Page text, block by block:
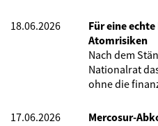
18.06.2026
Für eine
Atomrisiken
Nach dem
Nationalrat
ohne die
17.06.2026
Mercosur-